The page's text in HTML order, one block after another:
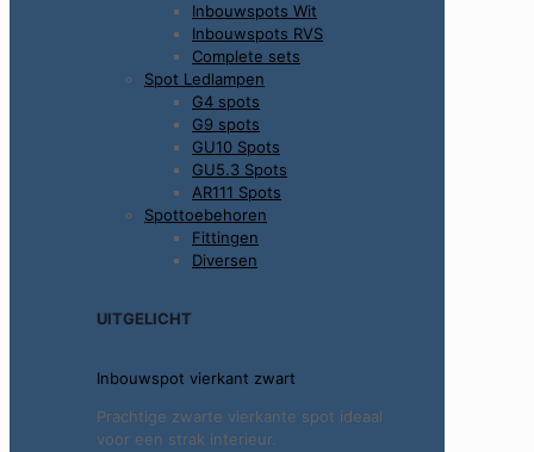
Inbouwspots Wit
Inbouwspots RVS
Complete sets
Spot Ledlampen
G4 spots
G9 spots
GU10 Spots
GU5.3 Spots
AR111 Spots
Spottoebehoren
Fittingen
Diversen
UITGELICHT
Inbouwspot vierkant zwart
Prachtige zwarte vierkante spot ideaal
voor een strak interieur.